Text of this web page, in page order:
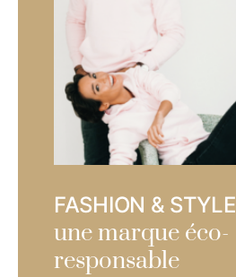
FASHION & STYLE
une marque éco-
responsable